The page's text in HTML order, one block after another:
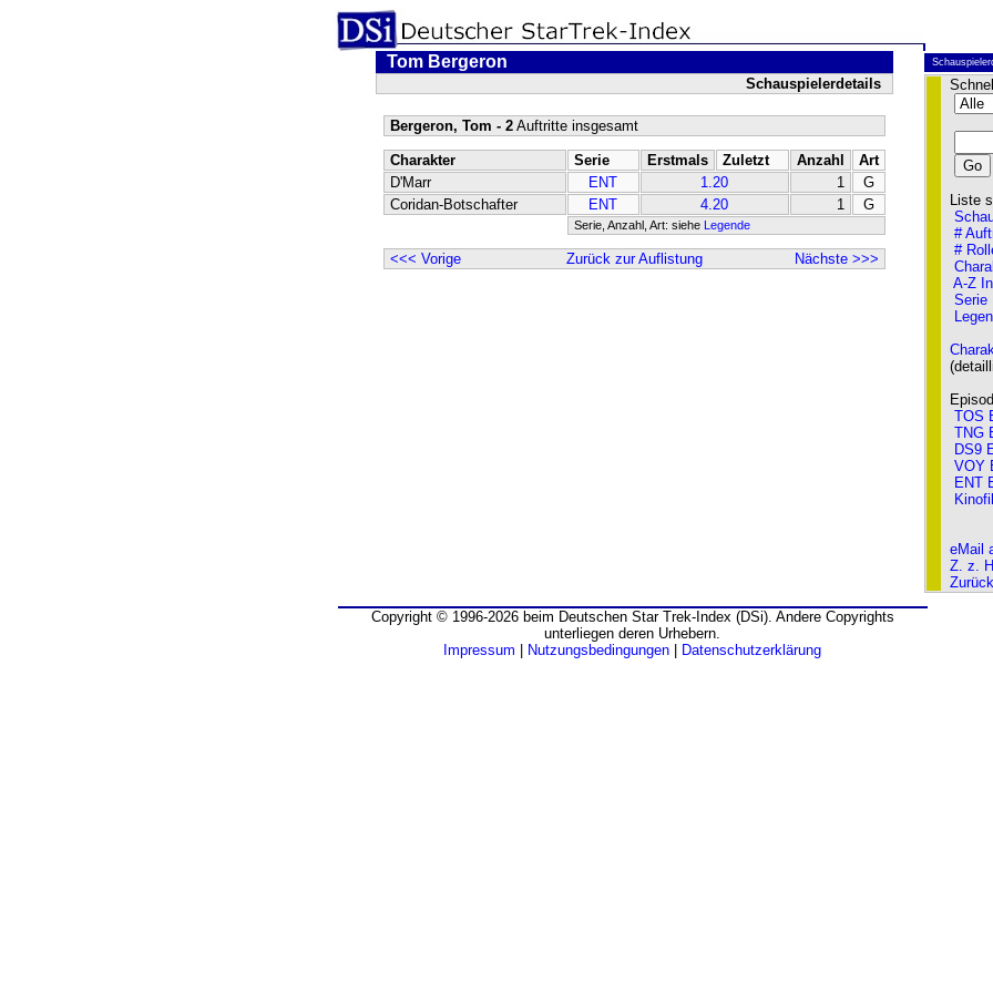
Tom Bergeron
Schauspielerdetails
Bergeron, Tom - 2Auftritte insgesamt
Charakter Serie Erstmals Zuletzt Anzahl
Art
D'Marr
ENT 1.20 1
G
Coridan-Botschafter
ENT 4.20 1 G
Serie, Anzahl, Art: siehe Legende
<<< Vorige Zurück zur Auflistung Nächste >>>
Liste
#
#
A-Z
Serie
TOS
TNG
DS9
VOY
ENT
eMail
Z. z.
Copyright © 1996-2026 beim Deutschen Star Trek-Index (DSi). Andere Copyrights
unterliegen deren Urhebern.
Impressum
Nutzungsbedingungen Datenschutzerklärung